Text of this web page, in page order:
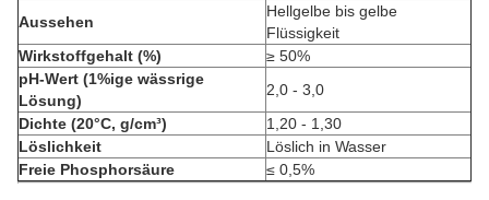
Aussehen
Hellgelbe bis gelbe
Flüssigkeit
Wirkstoffgehalt (%)
≥ 50%
pH-Wert (1%ige wässrige
Lösung)
2,0 - 3,0
Dichte (20°C, g/cm³)
1,20 - 1,30
Löslichkeit
Löslich in Wasser
Freie Phosphorsäure
≤ 0,5%